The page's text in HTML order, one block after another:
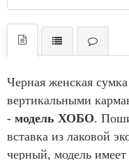
Черная женская
вертикальными
- модель ХОБО.
вставка из лаковой
черный, модель